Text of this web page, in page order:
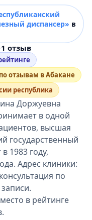
диспансер» в
·1 отзыв
отзывам в Абакане
республика
Доржуевна
в одной
высшая
государственный
1983 году,
Адрес клиники:
по
в рейтинге